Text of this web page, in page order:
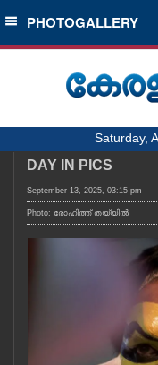
SECTIONS
HOME
NOTIFIED NEWS
KERALA
PHOTOGALLERY
Saturday,
DAY IN PICS
September 13, 2025, 03:15 pm
Photo: രോഹിത്ത് തയ്യിൽ